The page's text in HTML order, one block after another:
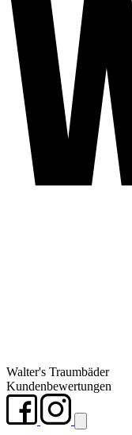
Walter's Traumbäder
Kundenbewertungen